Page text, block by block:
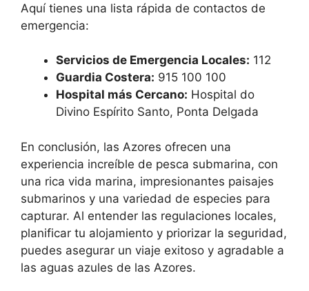
Aquí tienes una lista rápida de contactos de
emergencia:
Servicios de Emergencia Locales: 112
Guardia Costera: 915 100 100
Hospital más Cercano: Hospital do
Divino Espírito Santo, Ponta Delgada
En conclusión, las Azores ofrecen una
experiencia increíble de pesca submarina, con
una rica vida marina, impresionantes paisajes
submarinos y una variedad de especies para
capturar. Al entender las regulaciones locales,
planificar tu alojamiento y priorizar la seguridad,
puedes asegurar un viaje exitoso y agradable a
las aguas azules de las Azores.